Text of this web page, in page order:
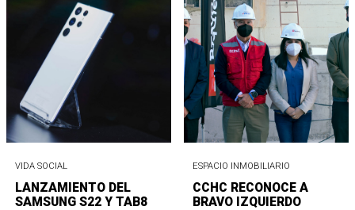
VIDA SOCIAL
LANZAMIENTO DEL
SAMSUNG S22 Y TAB8
ESPACIO INMOBILIARIO
CCHC RECONOCE A
BRAVO IZQUIERDO